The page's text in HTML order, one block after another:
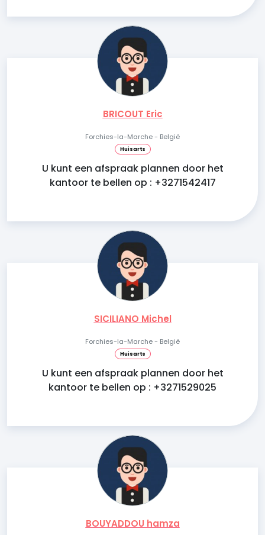
BRICOUT Eric
Forchies-la-Marche - België
Huisarts
U kunt een afspraak plannen door het
kantoor te bellen op : +3271542417
SICILIANO Michel
Forchies-la-Marche - België
Huisarts
U kunt een afspraak plannen door het
kantoor te bellen op : +3271529025
BOUYADDOU hamza